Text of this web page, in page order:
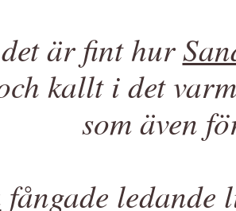
är fint hur
kallt i det
som även
fångade ledande